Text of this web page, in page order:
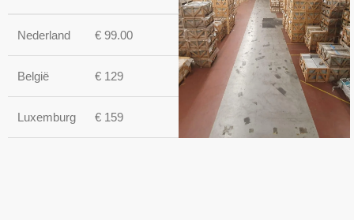
Nederland € 99.00
België € 129
Luxemburg € 159